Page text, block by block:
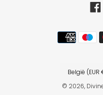
België (EUR
© 2026,